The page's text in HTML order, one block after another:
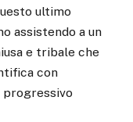
ultimo
assistendo a un
e tribale che
con
progressivo